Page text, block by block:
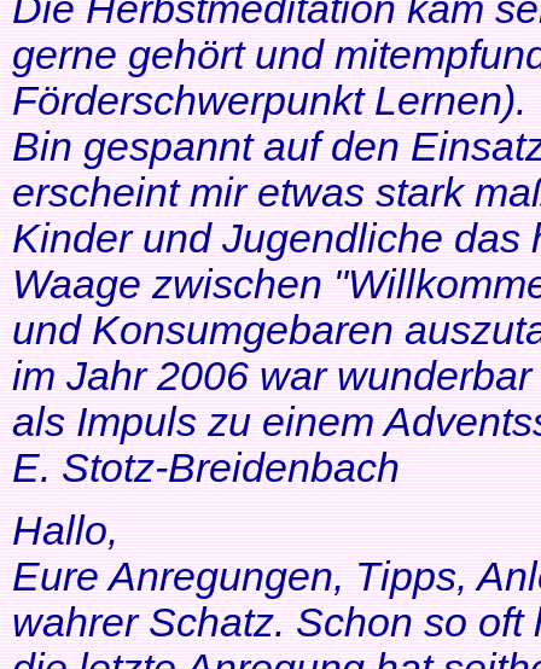
Die Herbstmeditation kam
gerne gehört und
Förderschwerpunkt Lernen).
Bin gespannt auf den
erscheint mir etwas stark
Kinder und Jugendliche das
Waage zwischen
und Konsumgebaren
im Jahr 2006 war
als Impuls zu einem
E. Stotz-Breidenbach
Hallo,
Eure Anregungen, Tipps,
wahrer Schatz. Schon so